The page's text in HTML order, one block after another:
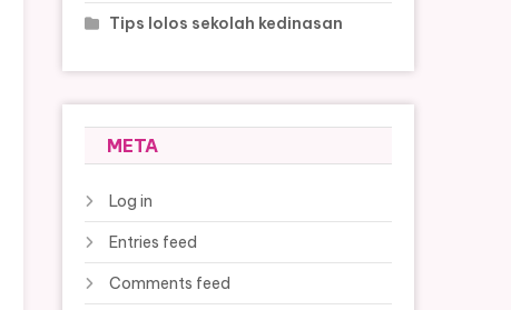
Tips lolos sekolah kedinasan
META
Log in
Entries feed
Comments feed